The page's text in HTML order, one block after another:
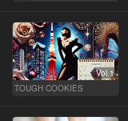
Vol.1
TOUGH COOKIES